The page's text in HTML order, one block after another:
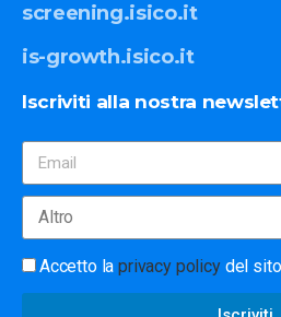
screening.isico.it
is-growth.isico.it
Iscriviti alla nostra
Accetto laprivacy policydel